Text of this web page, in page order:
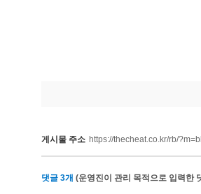
게시물 주소 https://thecheat.co.kr/rb/
댓글 3개 (운영진이 관리 목적으로 입력한